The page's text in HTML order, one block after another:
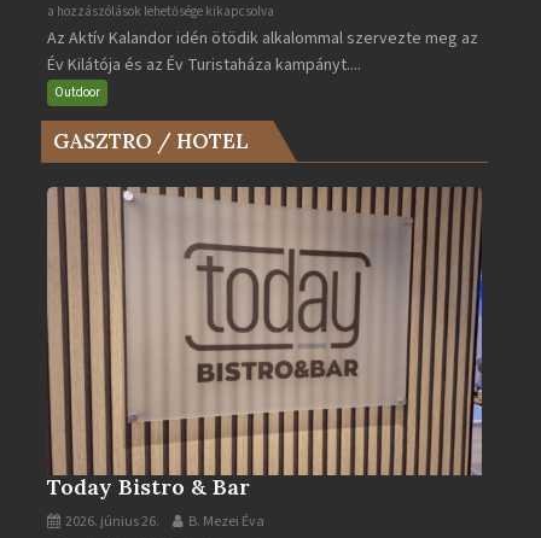
Az
Év
Kilátója
és
az
Év
bejegyzéshez
a hozzászólások lehetősége kikapcsolva
Az Aktív Kalandor idén ötödik alkalommal szervezte meg az
Év Kilátója és az Év Turistaháza kampányt....
Outdoor
GASZTRO / HOTEL
Today Bistro & Bar
2026. június 26. B. Mezei Éva